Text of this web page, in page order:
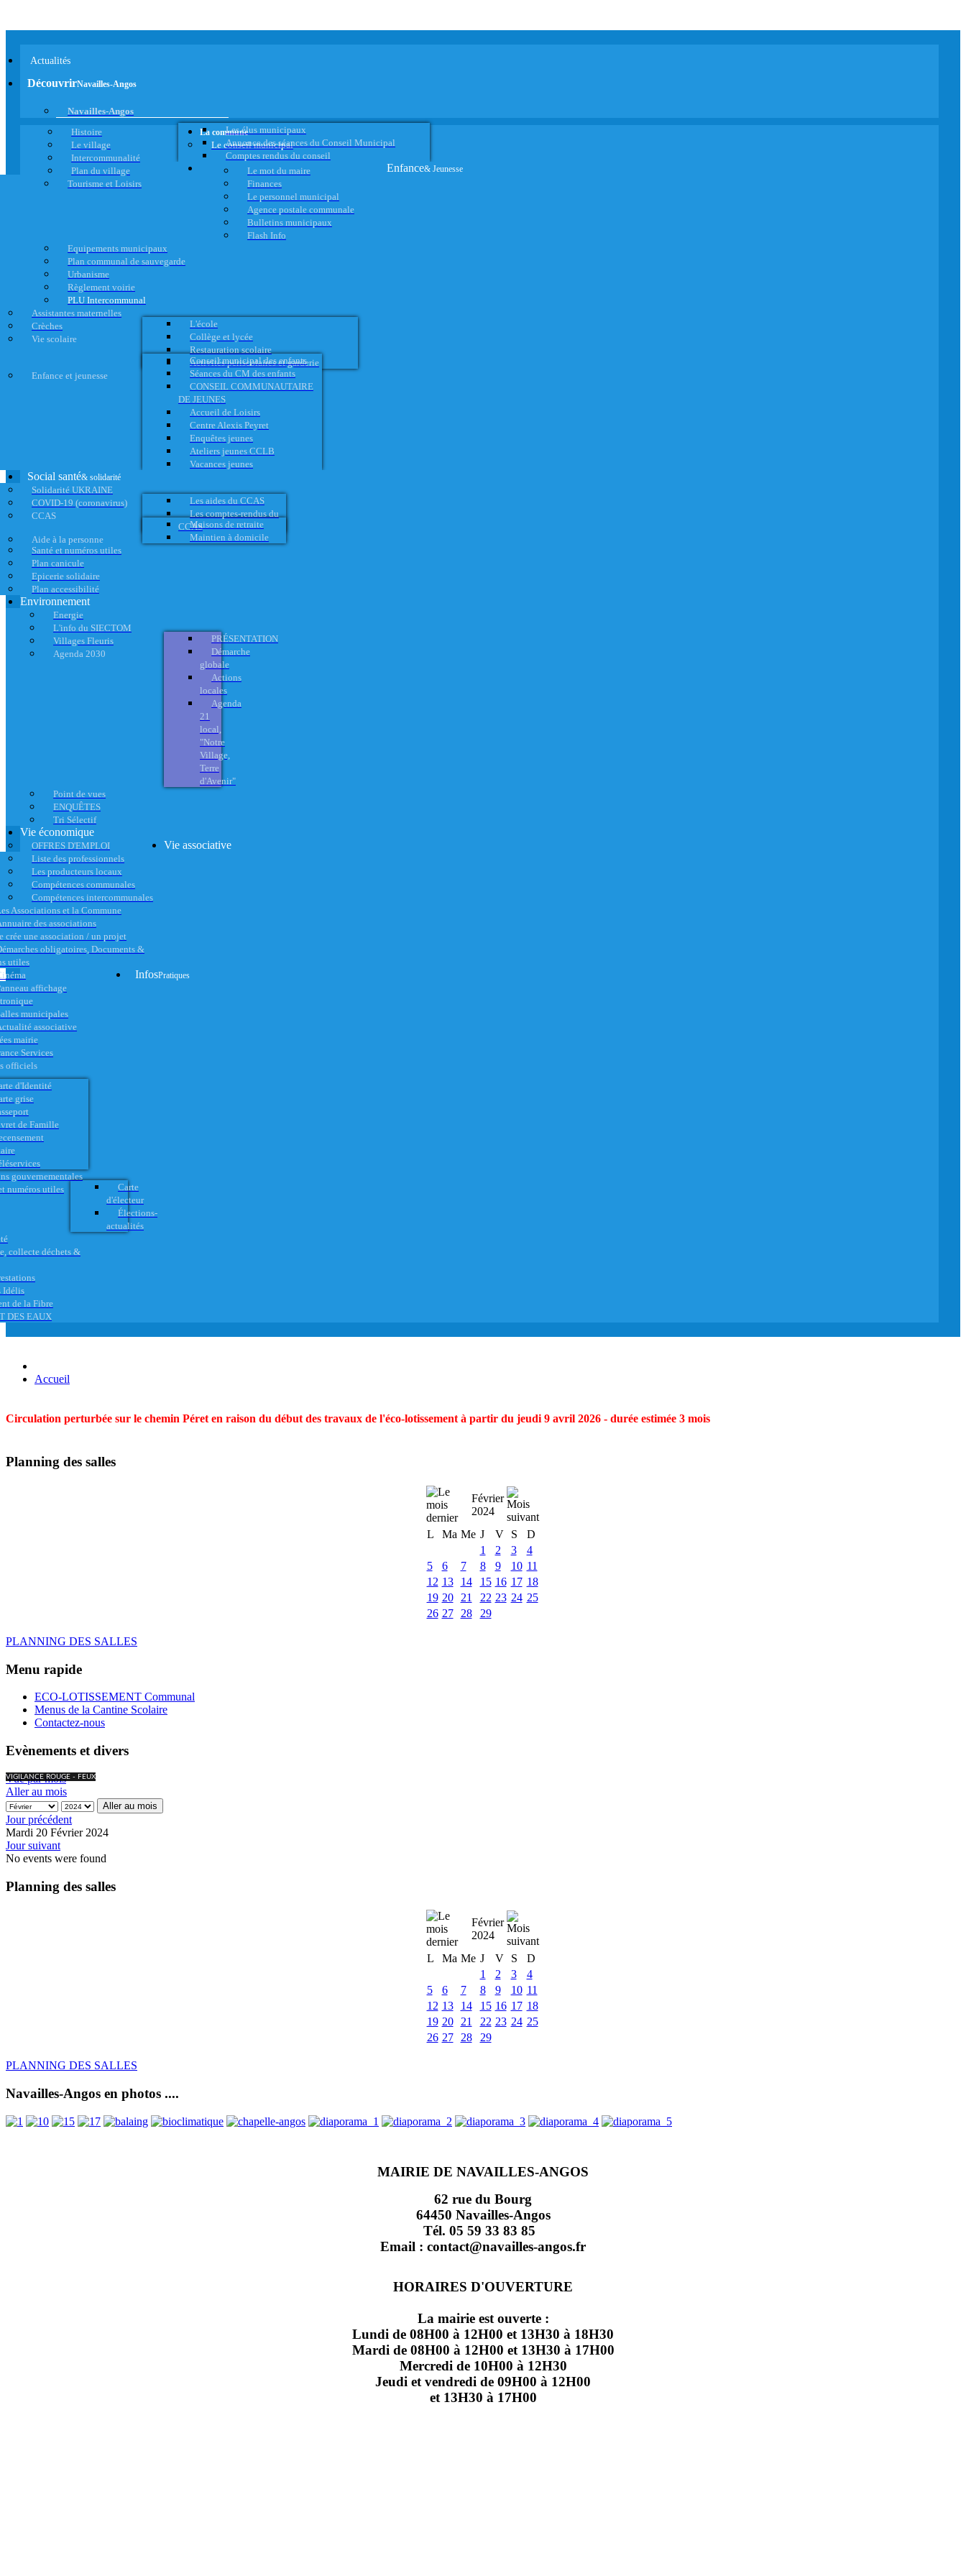
Actualités
DécouvrirNavailles-Angos
Navailles-Angos
Histoire
Le village
Intercommunalité
Plan du village
Tourisme et Loisirs
La commune
Le conseil municipal
Les élus municipaux
Annonce des séances du Conseil Municipal
Comptes rendus du conseil
Le mot du maire
Finances
Le personnel municipal
Agence postale communale
Bulletins municipaux
Flash Info
Equipements municipaux
Plan communal de sauvegarde
Urbanisme
Règlement voirie
PLU Intercommunal
Enfance& Jeunesse
Assistantes maternelles
Crèches
Vie scolaire
L'école
Collège et lycée
Restauration scolaire
Activités périscolaires et garderie
Enfance et jeunesse
Conseil municipal des enfants
Séances du CM des enfants
CONSEIL COMMUNAUTAIRE
DE JEUNES
Accueil de Loisirs
Centre Alexis Peyret
Enquêtes jeunes
Ateliers jeunes CCLB
Vacances jeunes
Social santé& solidarité
Solidarité UKRAINE
COVID-19 (coronavirus)
CCAS
Les aides du CCAS
Les comptes-rendus du
CCAS
Aide à la personne
Maisons de retraite
Maintien à domicile
Santé et numéros utiles
Plan canicule
Epicerie solidaire
Plan accessibilité
Environnement
Energie
L'info du SIECTOM
Villages Fleuris
Agenda 2030
PRÉSENTATION
Démarche
globale
Actions
locales
Agenda
21
local,
"Notre
Village,
Terre
d'Avenir"
Point de vues
ENQUÊTES
Tri Sélectif
Vie économique
OFFRES D'EMPLOI
Liste des professionnels
Les producteurs locaux
Compétences communales
Compétences intercommunales
Vie associative
Associations et la Commune
des associations
crée une association / un projet
obligatoires, Documents &
utiles
affichage
municipales
associative
InfosPratiques
mairie
Services
officiels
d'Identité
grise
de Famille
gouvernementales
numéros utiles
Carte
d'électeur
Élections-
actualités
collecte déchets &
Idélis
de la Fibre
DES EAUX
Accueil
Circulation perturbée sur le chemin Péret en raison du début des travaux de l'éco-lotissement à partir du jeudi 9 avril 2026 - durée estimée 3 mois
Planning des salles
Février
2024
L
Ma Me J V S
D
1
2 3
4
5
6 7 8 9 10 11
12 13 14 15 16 17 18
19 20 21 22 23 24 25
26 27 28 29
PLANNING DES SALLES
Menu rapide
ECO-LOTISSEMENT Communal
Menus de la Cantine Scolaire
Contactez-nous
Evènements et divers
VIGILANCE ROUGE - FEUX
Vue par mois
Aller au mois
Aller au mois
Jour précédent
Mardi 20 Février 2024
Jour suivant
No events were found
Planning des salles
Février
2024
L
Ma Me J V S
D
1
2 3
4
5
6 7 8 9 10 11
12 13 14 15 16 17 18
19 20 21 22 23 24 25
26 27 28 29
PLANNING DES SALLES
Navailles-Angos en photos ....
MAIRIE DE NAVAILLES-ANGOS
62 rue du Bourg
64450 Navailles-Angos
Tél. 05 59 33 83 85
Email : contact@navailles-angos.fr
HORAIRES D'OUVERTURE
La mairie est ouverte :
Lundi de 08H00 à 12H00 et 13H30 à 18H30
Mardi de 08H00 à 12H00 et 13H30 à 17H00
Mercredi de 10H00 à 12H30
Jeudi et vendredi de 09H00 à 12H00
et 13H30 à 17H00